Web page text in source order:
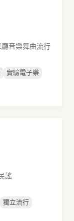
廳音樂舞曲流行
實驗電子樂
謠
獨立流行